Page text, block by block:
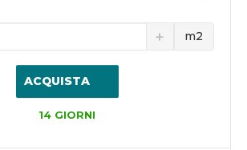
m2
ACQUISTA
14 GIORNI